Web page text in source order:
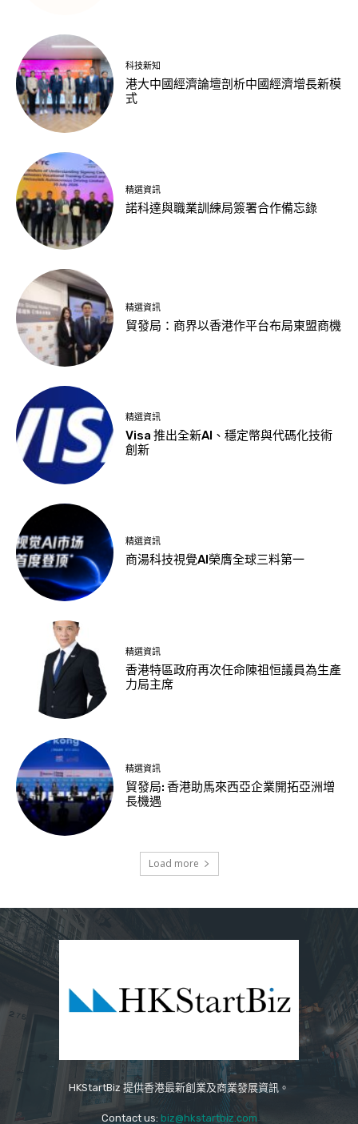
科技新知
港大中國經濟論壇剖析中國經濟增長新模
式
精選資訊
諾科達與職業訓練局簽署合作備忘錄
精選資訊
貿發局：商界以香港作平台布局東盟商機
精選資訊
Visa 推出全新AI、穩定幣與代碼化技術
創新
精選資訊
商湯科技視覺AI榮膺全球三料第一
精選資訊
香港特區政府再次任命陳祖恒議員為生產
力局主席
精選資訊
貿發局: 香港助馬來西亞企業開拓亞洲增
長機遇
Load more
HKStartBiz 提供香港最新創業及商業發展資訊。
Contact us: biz@hkstartbiz.com